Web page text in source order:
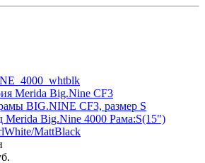
Merida Big.Nine 4000 Рама:S(15")
MattBlack